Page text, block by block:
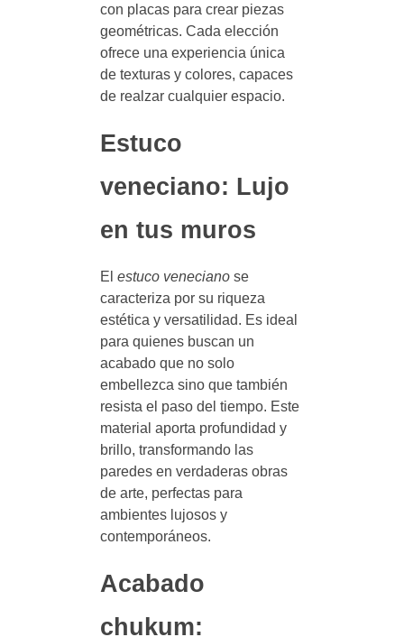
con placas para crear piezas
geométricas. Cada elección
ofrece una experiencia única
de texturas y colores, capaces
de realzar cualquier espacio.
Estuco
veneciano: Lujo
en tus muros
El estuco venecianose
caracteriza por su riqueza
estética y versatilidad. Es ideal
para quienes buscan un
acabado que no solo
embellezca sino que también
resista el paso del tiempo. Este
material aporta profundidad y
brillo, transformando las
paredes en verdaderas obras
de arte, perfectas para
ambientes lujosos y
contemporáneos.
Acabado
chukum: